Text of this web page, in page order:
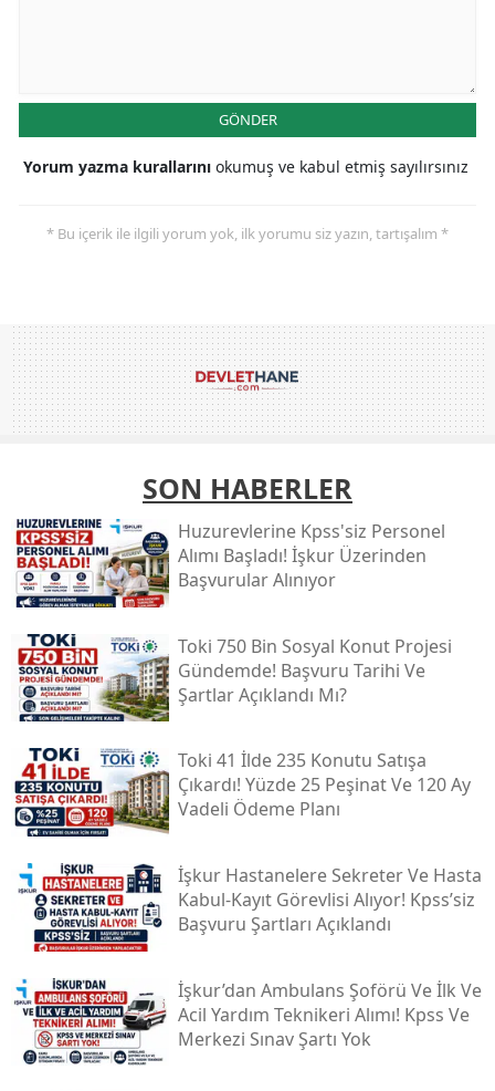
GÖNDER
Yorum yazma kurallarını okumuş ve kabul etmiş sayılırsınız
* Bu içerik ile ilgili yorum yok, ilk yorumu siz yazın, tartışalım *
SON HABERLER
Huzurevlerine Kpss'siz Personel
Alımı Başladı! İşkur Üzerinden
Başvurular Alınıyor
Toki̇ 750 Bin Sosyal Konut Projesi
Gündemde! Başvuru Tarihi Ve
Şartlar Açıklandı Mı?
Toki̇ 41 İlde 235 Konutu Satışa
Çıkardı! Yüzde 25 Peşinat Ve 120 Ay
Vadeli Ödeme Planı
İşkur Hastanelere Sekreter Ve Hasta
Kabul-Kayıt Görevlisi Alıyor! Kpss’siz
Başvuru Şartları Açıklandı
İşkur’dan Ambulans Şoförü Ve İlk Ve
Acil Yardım Teknikeri Alımı! Kpss Ve
Merkezi Sınav Şartı Yok